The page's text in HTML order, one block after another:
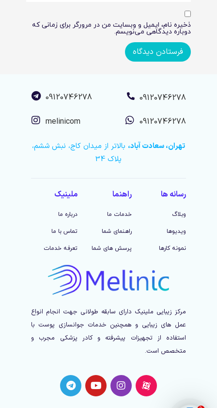
ذخیره نام، ایمیل و وبسایت من در مرورگر برای زمانی که
دوباره دیدگاهی می‌نویسم.
09120746278
09120746278
09120746278
melinicom
تهران، سعادت آباد، بالاتر از میدان کاج، نبش ششم،
پلاک 34
رسانه ها
وبلاگ
ویدیوها
نمونه کارها
راهنما
خدمات ما
راهنمای شما
پرسش های شما
ملینیک
درباره ما
تماس با ما
تعرفه خدمات
مرکز زیبایی ملینیک دارای سابقه طولانی جهت انجام انواع
عمل های زیبایی و همچنین خدمات جوانسازی پوست با
استفاده از تجهیزات پیشرفته و کادر پزشکی مجرب و
متخصص است.